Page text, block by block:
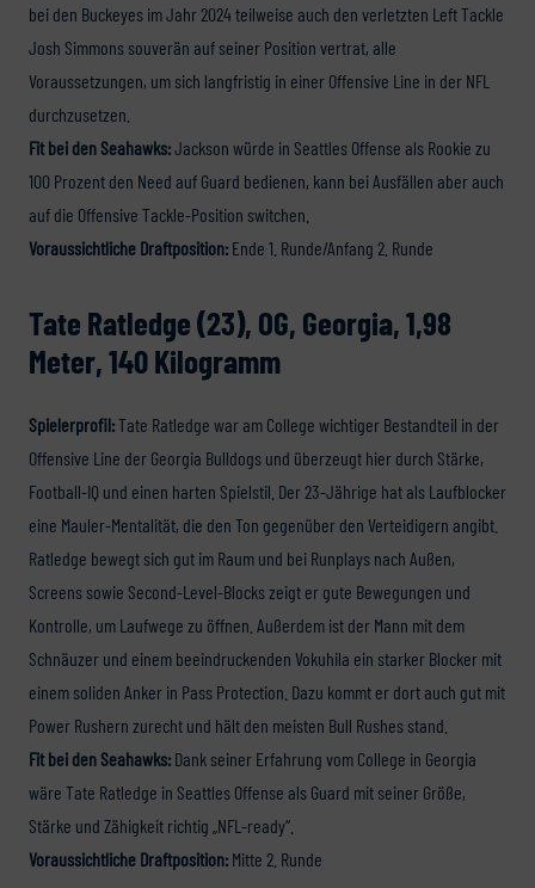
bei den Buckeyes im Jahr 2024 teilweise auch den verletzten Left Tackle
Josh Simmons souverän auf seiner Position vertrat, alle
Voraussetzungen, um sich langfristig in einer Offensive Line in der NFL
durchzusetzen.
Fit bei den Seahawks:Jackson würde in Seattles Offense als Rookie zu
100 Prozent den Need auf Guard bedienen, kann bei Ausfällen aber auch
auf die Offensive Tackle-Position switchen.
Voraussichtliche Draftposition: Ende 1. Runde/Anfang 2. Runde
Tate Ratledge (23), OG, Georgia, 1,98
Meter, 140 Kilogramm
Spielerprofil:Tate Ratledge war am College wichtiger Bestandteil in der
Offensive Line der Georgia Bulldogs und überzeugt hier durch Stärke,
Football-IQ und einen harten Spielstil. Der 23-Jährige hat als Laufblocker
eine Mauler-Mentalität, die den Ton gegenüber den Verteidigern angibt.
Ratledge bewegt sich gut im Raum und bei Runplays nach Außen,
Screens sowie Second-Level-Blocks zeigt er gute Bewegungen und
Kontrolle, um Laufwege zu öffnen. Außerdem ist der Mann mit dem
Schnäuzer und einem beeindruckenden Vokuhila ein starker Blocker mit
einem soliden Anker in Pass Protection. Dazu kommt er dort auch gut mit
Power Rushern zurecht und hält den meisten Bull Rushes stand.
Fit bei den Seahawks: Dank seiner Erfahrung vom College in Georgia
wäre Tate Ratledge in Seattles Offense als Guard mit seiner Größe,
Stärke und Zähigkeit richtig „NFL-ready“.
Voraussichtliche Draftposition: Mitte 2. Runde